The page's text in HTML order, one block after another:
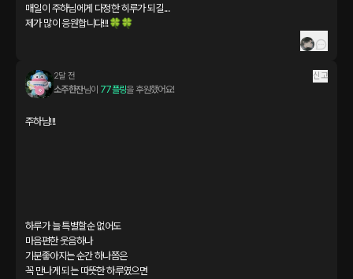
매일이 주하님에게 다정한 히루가 되길...
제가 많이 응원합니다!!!🍀🍀
2달 전 신고
소주한잔님이 77플링을 후원했어요!
주하님!!!
하루가 늘 특별할순 없어도
마음편한 웃음하나
기분좋아지는 순간 하나쯤은
꼭 만나게 되는 따뜻한 하루였으면